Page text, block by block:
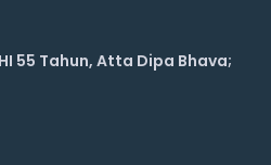
55 Tahun, Atta Dipa Bhava;